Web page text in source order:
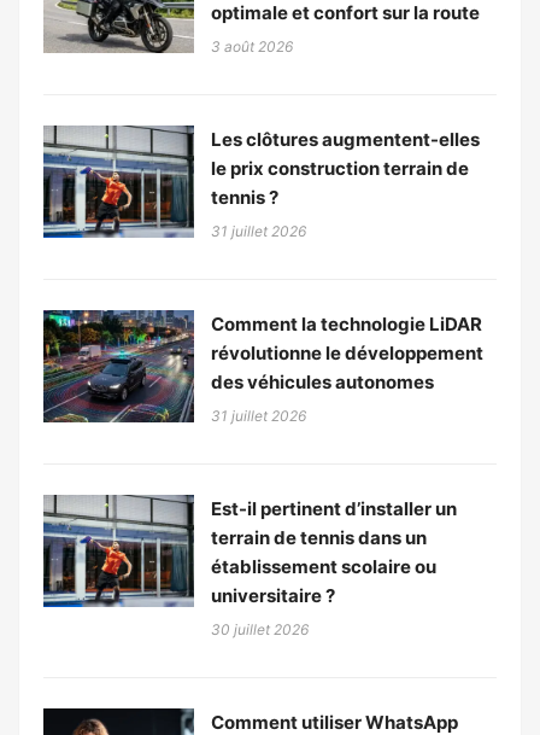
optimale et confort sur la route
3 août 2026
Les clôtures augmentent-elles
le prix construction terrain de
tennis ?
31 juillet 2026
Comment la technologie LiDAR
révolutionne le développement
des véhicules autonomes
31 juillet 2026
Est-il pertinent d’installer un
terrain de tennis dans un
établissement scolaire ou
universitaire ?
30 juillet 2026
Comment utiliser WhatsApp